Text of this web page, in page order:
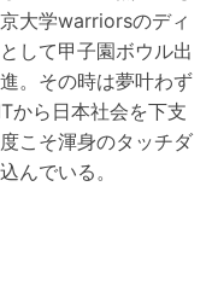
大学warriorsのディ
して甲子園ボウル出
。その時は夢叶わず
から日本社会を下支
こそ渾身のタッチダ
んでいる。